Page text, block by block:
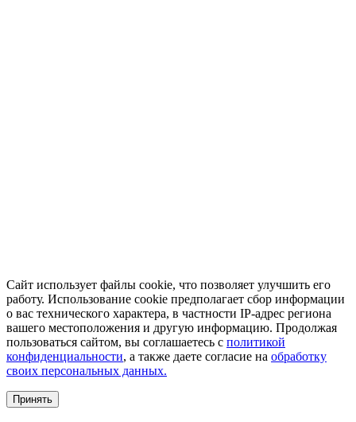
Сайт использует файлы cookie, что позволяет улучшить его
работу. Использование cookie предполагает сбор информации
о вас технического характера, в частности IP-адрес региона
вашего местоположения и другую информацию. Продолжая
пользоваться сайтом, вы соглашаетесь с политикой
конфиденциальности, а также даете согласие на обработку
своих персональных данных.
Принять